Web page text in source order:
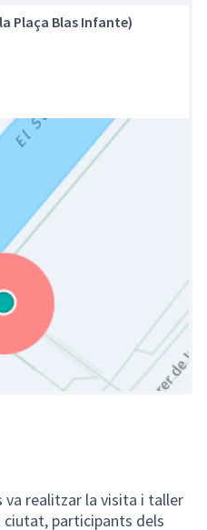
Plaça Blas Infante)
va realitzar la visita i taller
participants dels